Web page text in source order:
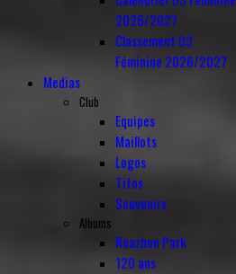
2026/2027
Classement D3
Féminine 2026/2027
Medias
Club
Equipes
Maillots
Logos
Tifos
Souvenirs
Albums
Roazhon Park
120 ans